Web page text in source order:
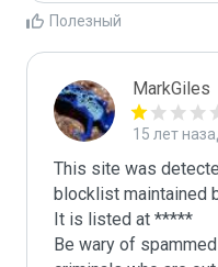
Полезный
MarkGiles
15 лет
This site was
blocklist maintained
It is listed at *****
Be wary of